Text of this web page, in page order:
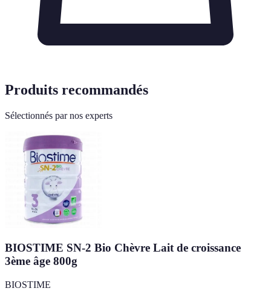
Produits recommandés
Sélectionnés par nos experts
BIOSTIME SN-2 Bio Chèvre Lait de croissance
3ème âge 800g
BIOSTIME